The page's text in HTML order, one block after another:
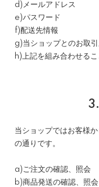
d)メールアドレス
e)パスワード
f)配送先情報
g)当ショップとのお取
h)上記を組み合わせる
当ショップではお客様
の通りです。
a)ご注文の確認、照会
b)商品発送の確認、照会